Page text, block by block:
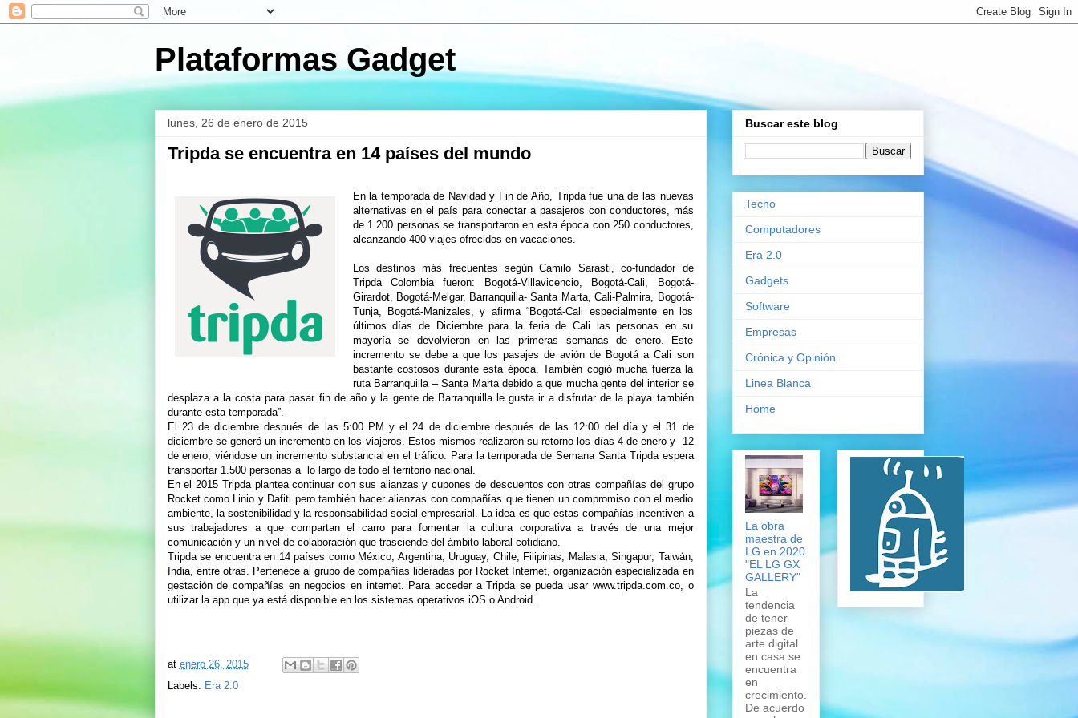
Plataformas Gadget
lunes, 26 de enero de 2015
Tripda se encuentra en 14 países del mundo
En la temporada de Navidad y Fin de Año, Tripda fue una de las nuevas
alternativas en el país para conectar a pasajeros con conductores, más
de 1.200 personas se transportaron en esta época con 250 conductores,
alcanzando 400 viajes ofrecidos en vacaciones.
Los destinos más frecuentes según Camilo Sarasti, co-fundador de
Tripda Colombia fueron: Bogotá-Villavicencio, Bogotá-Cali, Bogotá-
Girardot, Bogotá-Melgar, Barranquilla- Santa Marta, Cali-Palmira, Bogotá-
Tunja, Bogotá-Manizales, y afirma “Bogotá-Cali especialmente en los
últimos días de Diciembre para la feria de Cali las personas en su
mayoría se devolvieron en las primeras semanas de enero. Este
incremento se debe a que los pasajes de avión de Bogotá a Cali son
bastante costosos durante esta época. También cogió mucha fuerza la
ruta Barranquilla – Santa Marta debido a que mucha gente del interior se
desplaza a la costa para pasar fin de año y la gente de Barranquilla le gusta ir a disfrutar de la playa también
durante esta temporada”.
El 23 de diciembre después de las 5:00 PM y el 24 de diciembre después de las 12:00 del día y el 31 de
diciembre se generó un incremento en los viajeros. Estos mismos realizaron su retorno los días 4 de enero y 12
de enero, viéndose un incremento substancial en el tráfico. Para la temporada de Semana Santa Tripda espera
transportar 1.500 personas a lo largo de todo el territorio nacional.
En el 2015 Tripda plantea continuar con sus alianzas y cupones de descuentos con otras compañías del grupo
Rocket como Linio y Dafiti pero también hacer alianzas con compañías que tienen un compromiso con el medio
ambiente, la sostenibilidad y la responsabilidad social empresarial. La idea es que estas compañías incentiven a
sus trabajadores a que compartan el carro para fomentar la cultura corporativa a través de una mejor
comunicación y un nivel de colaboración que trasciende del ámbito laboral cotidiano.
Tripda se encuentra en 14 países como México, Argentina, Uruguay, Chile, Filipinas, Malasia, Singapur, Taiwán,
India, entre otras. Pertenece al grupo de compañías lideradas por Rocket Internet, organización especializada en
gestación de compañías en negocios en internet. Para acceder a Tripda se pueda usar www.tripda.com.co, o
utilizar la app que ya está disponible en los sistemas operativos iOS o Android.
at enero 26, 2015
Labels: Era 2.0
Buscar este blog
Tecno
Computadores
Era 2.0
Gadgets
Software
Empresas
Crónica y Opinión
Linea Blanca
Home
La obra
maestra de
LG en 2020
"EL LG GX
GALLERY"
La
tendencia
de tener
piezas de
arte digital
en casa se
encuentra
en
crecimiento.
De acuerdo